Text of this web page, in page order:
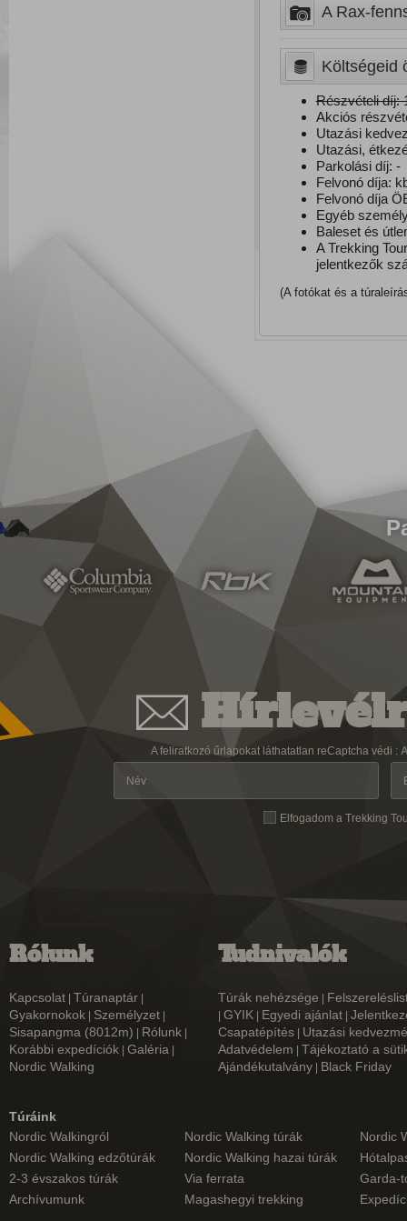
A Rax-
Költségeid
Részvételi díj:
Akciós
Utazási
Utazási,
Parkolási díj: -
Felvonó díja:
Felvonó díja
Egyéb
Baleset és
A Trekking
jelentkezők
(A fotókat és a
A feliratkozó űrlapokat láthatatlan reCaptcha védi :
Elfogadom a Trekking
Rólunk
Kapcsolat Túranaptár
Gyakornokok Személyzet
Sisapangma (8012m) Rólunk
Korábbi expedíciók Galéria
Nordic Walking
Tudnivalók
Túrák nehézsége
GYIK Egyedi ajánlat
Csapatépítés
Utazási
Adatvédelem
Tájékoztató a
Ajándékutalvány
Black Friday
Túráink
Nordic Walkingról
Nordic Walking túrák
Nordic
Nordic Walking edzőtúrák
Nordic Walking hazai túrák
2-3 évszakos túrák
Via ferrata
Garda-
Archívumunk
Magashegyi trekking